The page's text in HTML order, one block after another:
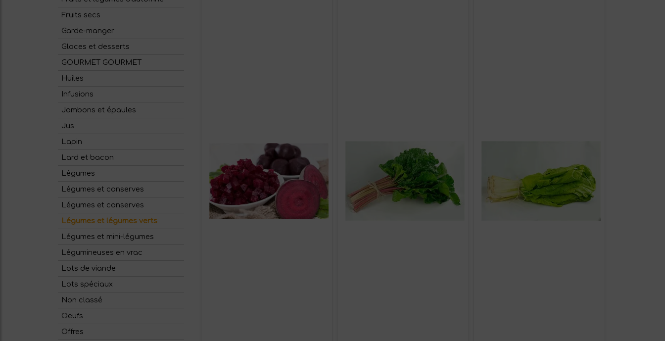
Fruits secs
Garde-manger
Glaces et desserts
GOURMET GOURMET
Huiles
Infusions
Jambons et épaules
Jus
Lapin
Lard et bacon
Légumes
Légumes et conserves
Légumes et conserves
Légumes et légumes verts
Légumes et mini-légumes
Légumineuses en vrac
Lots de viande
Lots spéciaux
Non classé
Oeufs
Offres